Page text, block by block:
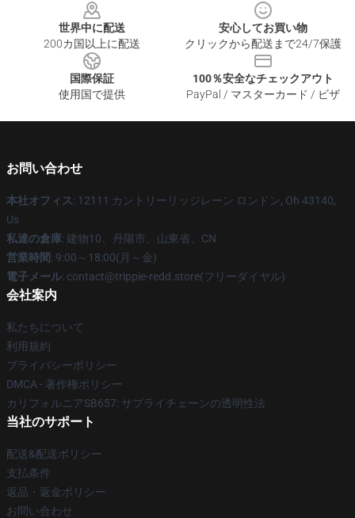
世界中に配送
200カ国以上に配送
安心してお買い物
クリックから配送まで24/7保護
国際保証
使用国で提供
100％安全なチェックアウト
PayPal / マスターカード / ビザ
お問い合わせ
本社オフィス: 12111 カントリーリッジレーン ロンドン, Oh 43140,
Us
私達の倉庫: 建物10、丹陽市、山東省、CN
営業時間: 9:00～18:00(月～金)
電子メール: contact@trippie-redd.store(フリーダイヤル)
会社案内
私たちについて
利用規約
プライバシーポリシー
DMCA - 著作権ポリシー
カリフォルニアSB657: サプライチェーンの透明性法
当社のサポート
配送&配送ポリシー
支払条件
返品・返金ポリシー
お問い合わせ